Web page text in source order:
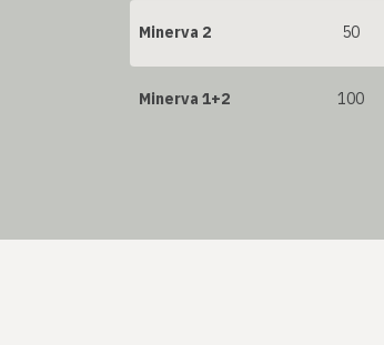
Minerva 2 50
Minerva 1+2 100